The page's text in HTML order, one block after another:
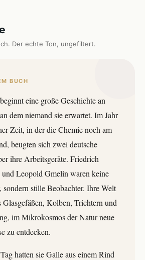
Der echte Ton, ungefiltert.
BUCH
eine große Geschichte an
dem niemand sie erwartet. Im Jahr
Zeit, in der die Chemie noch am
beugten sich zwei deutsche
ihre Arbeitsgeräte. Friedrich
und Leopold Gmelin waren keine
sondern stille Beobachter. Ihre Welt
Glasgefäßen, Kolben, Trichtern und
im Mikrokosmos der Natur neue
zu entdecken.
hatten sie Galle aus einem Rind